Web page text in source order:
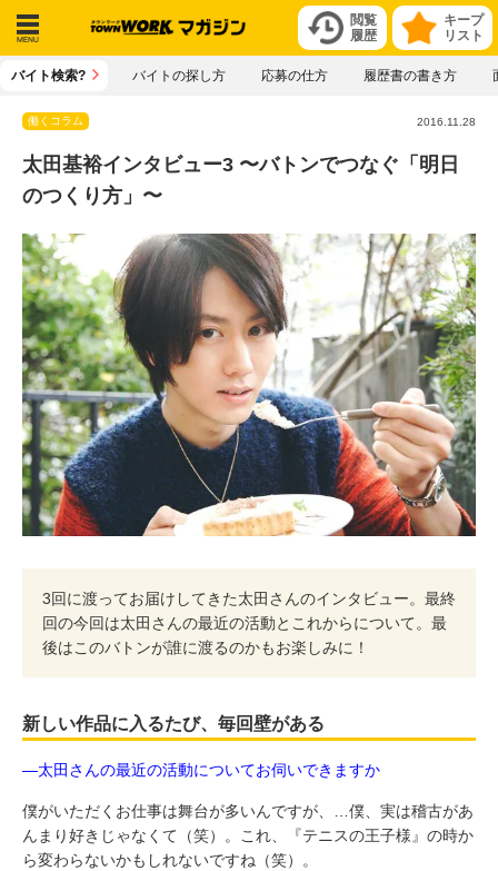
キープ
リスト
閲覧
履歴
メニ
バイト検索? バイトの探し方 応募の仕方 履歴書の書き方
働くコラム 2016.11.28
太田基裕インタビュー3 〜バトンでつなぐ「明日
のつくり方」〜
3回に渡ってお届けしてきた太田さんのインタビュー。最終
回の今回は太田さんの最近の活動とこれからについて。最
後はこのバトンが誰に渡るのかもお楽しみに！
新しい作品に入るたび、毎回壁がある
―太田さんの最近の活動についてお伺いできますか
僕がいただくお仕事は舞台が多いんですが、…僕、実は稽古があ
んまり好きじゃなくて（笑）。これ、『テニスの王子様』の時か
ら変わらないかもしれないですね（笑）。